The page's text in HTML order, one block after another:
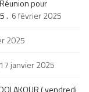
pour
. 6 février 2025
2025
17 janvier 2025
( vendredi